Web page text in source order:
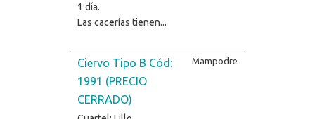
1 día.
Las cacerías tienen...
Ciervo Tipo B Cód:
1991 (PRECIO
CERRADO)
Mampodre